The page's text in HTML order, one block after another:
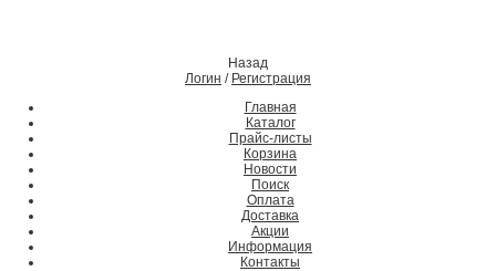
Назад
Логин / Регистрация
Главная
Каталог
Прайс-листы
Корзина
Новости
Поиск
Оплата
Доставка
Акции
Информация
Контакты